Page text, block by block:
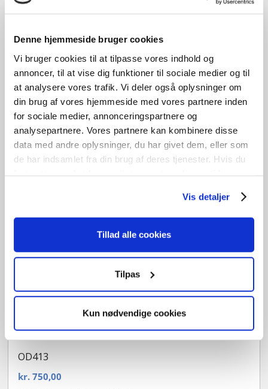
Denne hjemmeside bruger cookies
Vi bruger cookies til at tilpasse vores indhold og
annoncer, til at vise dig funktioner til sociale medier og til
at analysere vores trafik. Vi deler også oplysninger om
din brug af vores hjemmeside med vores partnere inden
for sociale medier, annonceringspartnere og
analysepartnere. Vores partnere kan kombinere disse
data med andre oplysninger, du har givet dem, eller som
de har indsamlet fra din brug af deres tjenester. Hvis du
Vis detaljer
Tillad alle cookies
Tilpas
Kun nødvendige cookies
750,00
Læs mere
B 21-30cm /H5cm /L199cm
0stk. på lager
Ege planke
OD413
kr.750,00